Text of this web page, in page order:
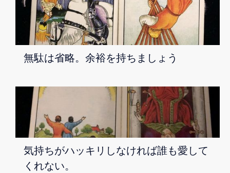
無駄は省略。余裕を持ちましょう
気持ちがハッキリしなければ誰も愛して
くれない。